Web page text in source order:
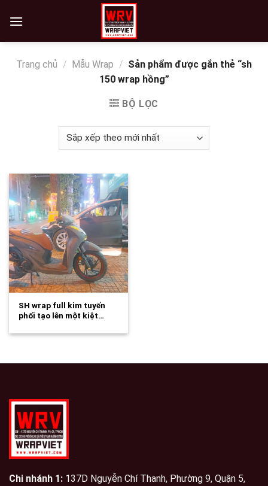
Trang chủ / Mẫu Wrap / Sản phẩm được gắn thẻ “sh
150 wrap hồng”
BỘ LỌC
SH wrap full kim tuyến
phối tạo lên một kiệt…
Chi nhánh 1: 137D Nguyễn Chí Thanh, Phường 9, Quận 5,